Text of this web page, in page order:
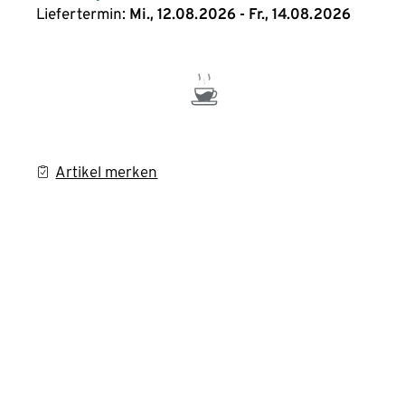
Liefertermin: Mi., 12.08.2026 - Fr., 14.08.2026
Artikel merken